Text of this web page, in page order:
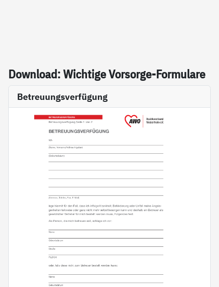
Down­load: Wich­ti­ge Vor­sor­ge-For­mu­la­re
Betreuungsverfügung